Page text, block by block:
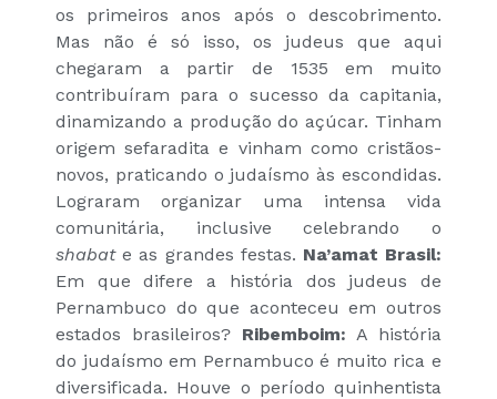
os primeiros anos após o descobrimento.
Mas não é só isso, os judeus que aqui
chegaram a partir de 1535 em muito
contribuíram para o sucesso da capitania,
dinamizando a produção do açúcar. Tinham
origem sefaradita e vinham como cristãos-
novos, praticando o judaísmo às escondidas.
Lograram organizar uma intensa vida
comunitária, inclusive celebrando o
shabate as grandes festas. Na’amat Brasil:
Em que difere a história dos judeus de
Pernambuco do que aconteceu em outros
estados brasileiros? Ribemboim: A história
do judaísmo em Pernambuco é muito rica e
diversificada. Houve o período quinhentista